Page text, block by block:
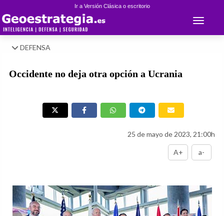
Ir a Versión Clásica o escritorio
Toggle
DEFENSA
Occidente no deja otra opción a Ucrania
25 de mayo de 2023, 21:00h
A+ a-